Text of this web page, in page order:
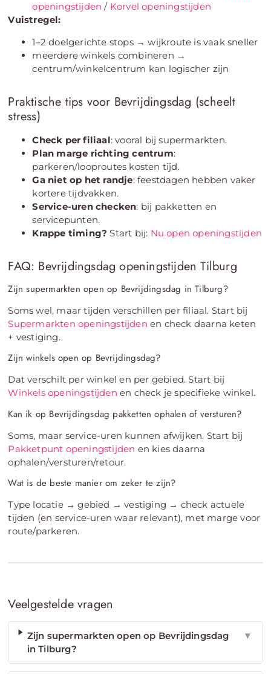
openingstijden / Korvel openingstijden
Vuistregel:
1–2 doelgerichte stops → wijkroute is vaak sneller
meerdere winkels combineren →
centrum/winkelcentrum kan logischer zijn
Praktische tips voor Bevrijdingsdag (scheelt
stress)
Check per filiaal: vooral bij supermarkten.
Plan marge richting centrum:
parkeren/looproutes kosten tijd.
Ga niet op het randje: feestdagen hebben vaker
kortere tijdvakken.
Service-uren checken: bij pakketten en
servicepunten.
Krappe timing? Start bij: Nu open openingstijden
FAQ: Bevrijdingsdag openingstijden Tilburg
Zijn supermarkten open op Bevrijdingsdag in Tilburg?
Soms wel, maar tijden verschillen per filiaal. Start bij
Supermarkten openingstijden en check daarna keten
+ vestiging.
Zijn winkels open op Bevrijdingsdag?
Dat verschilt per winkel en per gebied. Start bij
Winkels openingstijden en check je specifieke winkel.
Kan ik op Bevrijdingsdag pakketten ophalen of versturen?
Soms, maar service-uren kunnen afwijken. Start bij
Pakketpunt openingstijden en kies daarna
ophalen/versturen/retour.
Wat is de beste manier om zeker te zijn?
Type locatie → gebied → vestiging → check actuele
tijden (en service-uren waar relevant), met marge voor
route/parkeren.
Veelgestelde vragen
Zijn supermarkten open op Bevrijdingsdag
in Tilburg?
▼